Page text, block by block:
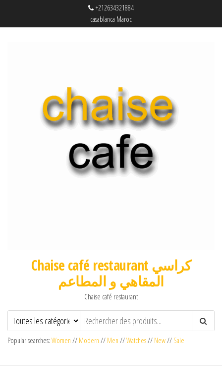
+212634321884
casablanca Maroc
Chaise café restaurant كراسي
المقاهي و المطاعم
Chaise café restaurant
Popular searches: Women // Modern // Men //Watches// New// Sale